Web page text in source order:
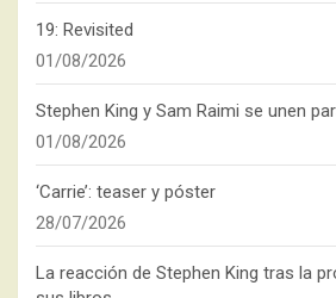
19: Revisited
01/08/2026
Stephen King y Sam Raimi se unen
01/08/2026
‘Carrie’: teaser y póster
28/07/2026
La reacción de Stephen King tras la